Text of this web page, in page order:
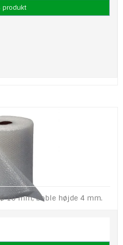
produkt
10 mm, boble højde 4 mm.